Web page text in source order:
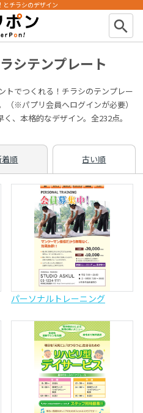
とチラシのデザイン
search
シテンプレート
トでつくれる！チラシのテンプレー
（※パプリ会員へログインが必要）
、本格的なデザイン。全232点。
着順 古い順
パーソナルトレーニング